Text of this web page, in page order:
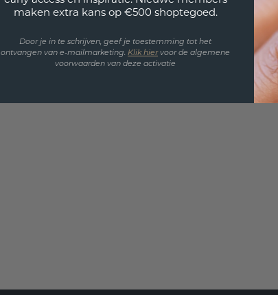
maken extra kans op €500 shoptegoed.
Door je in te schrijven, geef je toestemming tot het
ontvangen van e-mailmarketing. Klik hiervoor de algemene
voorwaarden van deze activatie